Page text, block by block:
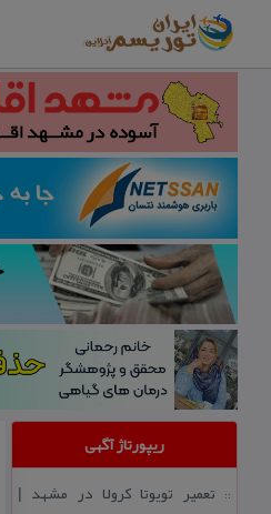
ریپورتاژ آگهی
:: تعمیر تویوتا كرولا در مشهد |